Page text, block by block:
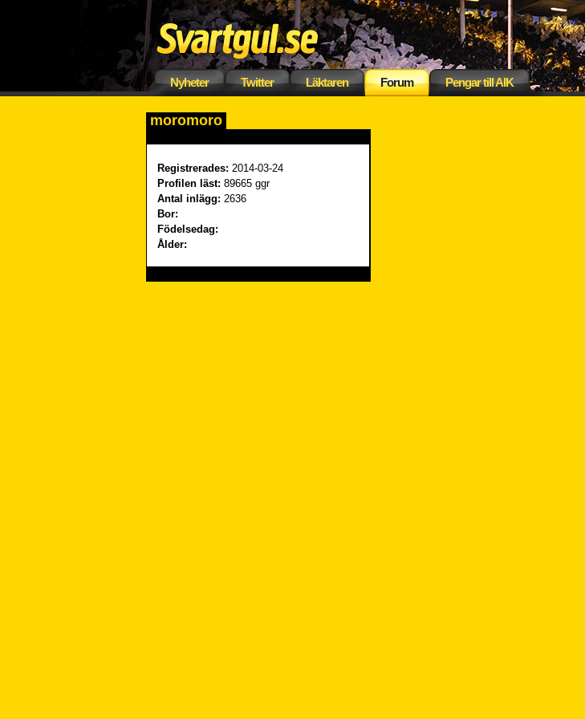
Nyheter Twitter Läktaren Forum Pengar till AIK
moromoro
Registrerades: 2014-03-24
Profilen läst: 89665 ggr
Antal inlägg: 2636
Bor:
Födelsedag:
Ålder: